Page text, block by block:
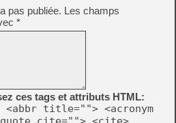
pas publiée. Les champs
*
ces tags et attributs HTML:
title=""> <acronym